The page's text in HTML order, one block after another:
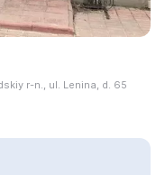
r-n., ul. Lenina, d. 65